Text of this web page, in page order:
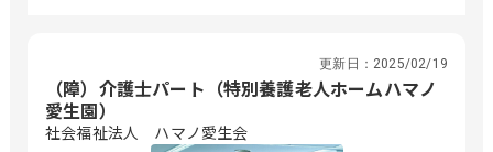
更新日： 2025/02/19
（障）介護士パート（特別養護老人ホームハマノ
愛生園）
社会福祉法人 ハマノ愛生会